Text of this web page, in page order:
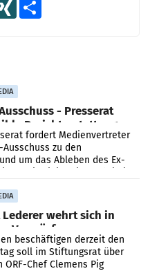
- Presserat
Berichterstattung
fordert Medienvertreter
zu den
um das Ableben des Ex-
wehrt sich in
Vorwürfe
beschäftigen derzeit den
soll im Stiftungsrat über
Chef Clemens Pig